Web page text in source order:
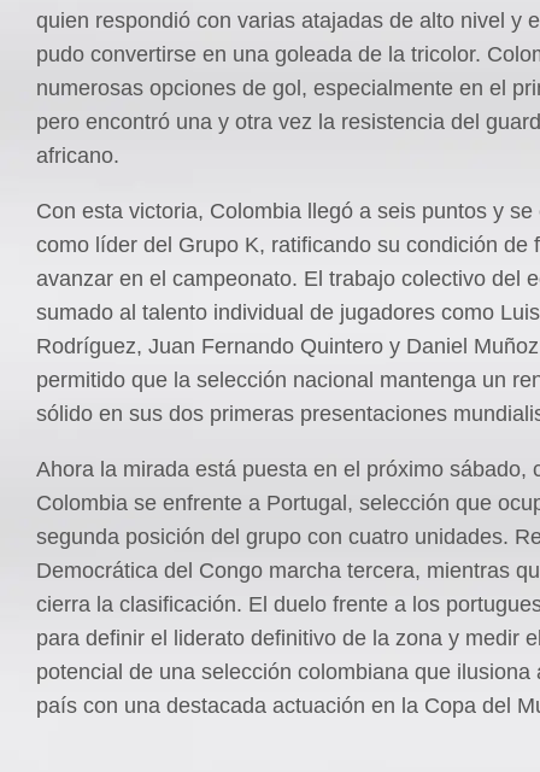
quien respondió con varias atajadas de alto nivel y
pudo convertirse en una goleada de la tricolor.
numerosas opciones de gol, especialmente en el
pero encontró una y otra vez la resistencia del
africano.
Con esta victoria, Colombia llegó a seis puntos y se
como líder del Grupo K, ratificando su condición de
avanzar en el campeonato. El trabajo colectivo del
sumado al talento individual de jugadores como
Rodríguez, Juan Fernando Quintero y Daniel
permitido que la selección nacional mantenga un
sólido en sus dos primeras presentaciones
Ahora la mirada está puesta en el próximo sábado,
Colombia se enfrente a Portugal, selección que
segunda posición del grupo con cuatro unidades.
Democrática del Congo marcha tercera, mientras
cierra la clasificación. El duelo frente a los
para definir el liderato definitivo de la zona y medir
potencial de una selección colombiana que ilusiona
país con una destacada actuación en la Copa del